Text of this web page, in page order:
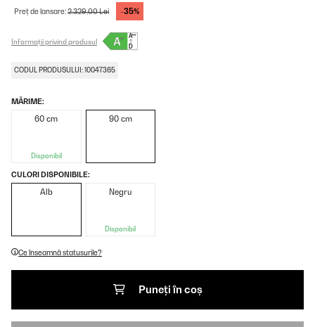
Preț de lansare:2.329,00 Lei -35%
Informații privind produsul
CODUL PRODUSULUI: 10047365
MĂRIME:
60 cm
Disponibil
90 cm
CULORI DISPONIBILE:
Alb Negru
Disponibil
Ce înseamnă statusurile?
Puneți în coș